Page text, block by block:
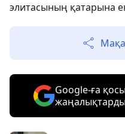
элитасының қатарына
Google-ға